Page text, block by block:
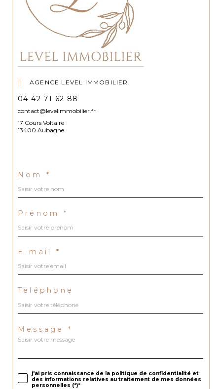
AGENCE LEVEL IMMOBILIER
04 42 71 62 88
contact@levelimmobilier.fr
17 Cours Voltaire
13400 Aubagne
Nom *
Prénom *
E-mail *
Téléphone
Message *
j'ai pris connaissance de la politique de confidentialité et
des informations relatives au traitement de mes données
personnelles (*)*